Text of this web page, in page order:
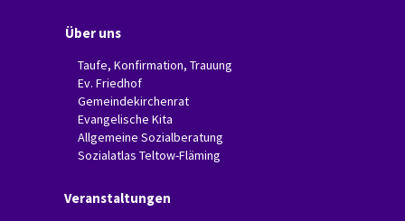
Über uns
Taufe, Konfirmation, Trauung
Ev. Friedhof
Gemeindekirchenrat
Evangelische Kita
Allgemeine Sozialberatung
Sozialatlas Teltow-Fläming
Veranstaltungen